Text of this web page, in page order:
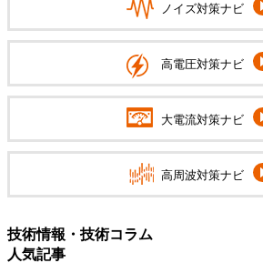
ノイズ対策ナビ
高電圧対策ナビ
大電流対策ナビ
高周波対策ナビ
技術情報・技術コラム
人気記事